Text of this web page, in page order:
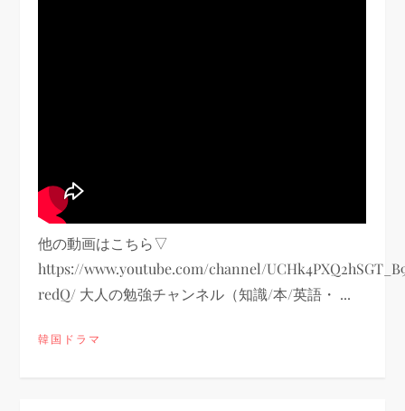
他の動画はこちら▽
https://www.youtube.com/channel/
redQ/ 大人の勉強チャンネル（知識/本/英語・ ...
韓国ドラマ